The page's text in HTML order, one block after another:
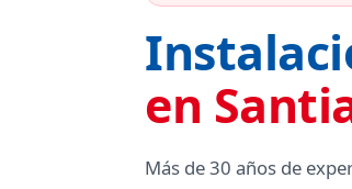
en
Más de 30 años de